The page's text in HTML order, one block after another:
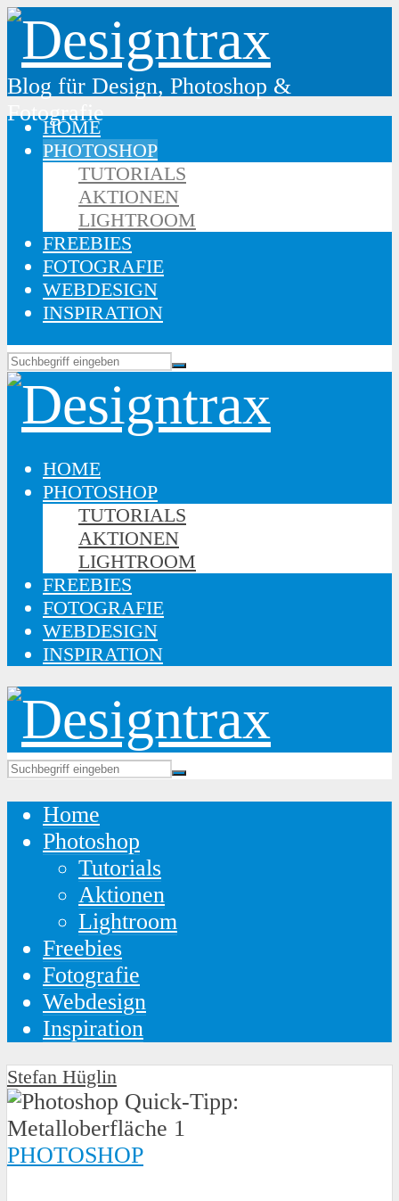
Blog für Design, Photoshop &
Fotografie
HOME
PHOTOSHOP
TUTORIALS
AKTIONEN
LIGHTROOM
FREEBIES
FOTOGRAFIE
WEBDESIGN
INSPIRATION
HOME
PHOTOSHOP
TUTORIALS
AKTIONEN
LIGHTROOM
FREEBIES
FOTOGRAFIE
WEBDESIGN
INSPIRATION
Home
Photoshop
Tutorials
Aktionen
Lightroom
Freebies
Fotografie
Webdesign
Inspiration
Stefan Hüglin
PHOTOSHOP